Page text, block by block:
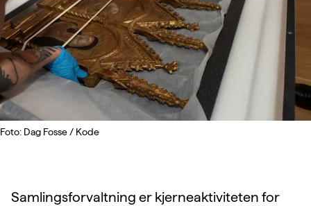
Foto: Dag Fosse / Kode
Samlingsforvaltning er kjerneaktiviteten for